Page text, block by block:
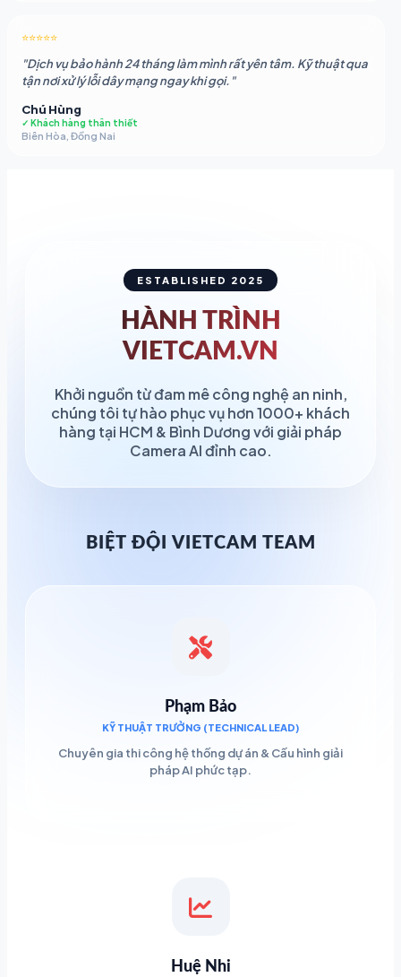
⭐⭐⭐⭐⭐
"Dịch vụ bảo hành 24 tháng làm mình rất yên tâm. Kỹ thuật qua
tận nơi xử lý lỗi dây mạng ngay khi gọi."
Chú Hùng
✓ Khách hàng thân thiết
Biên Hòa, Đồng Nai
ESTABLISHED 2025
HÀNH TRÌNH
VIETCAM.VN
Khởi nguồn từ đam mê công nghệ an ninh,
chúng tôi tự hào phục vụ hơn 1000+ khách
hàng tại HCM & Bình Dương với giải pháp
Camera AI đỉnh cao.
BIỆT ĐỘI VIETCAM TEAM
Phạm Bảo
KỸ THUẬT TRƯỞNG (TECHNICAL LEAD)
Chuyên gia thi công hệ thống dự án & Cấu hình giải
pháp AI phức tạp.
Huệ Nhi